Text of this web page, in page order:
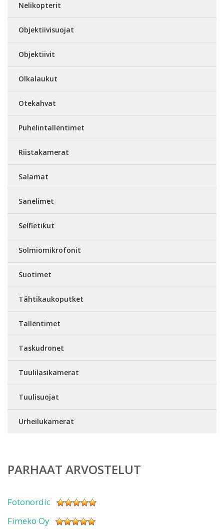
Nelikopterit
Objektiivisuojat
Objektiivit
Olkalaukut
Otekahvat
Puhelintallentimet
Riistakamerat
Salamat
Sanelimet
Selfietikut
Solmiomikrofonit
Suotimet
Tähtikaukoputket
Tallentimet
Taskudronet
Tuulilasikamerat
Tuulisuojat
Urheilukamerat
PARHAAT ARVOSTELUT
Fotonordic
Fimeko Oy